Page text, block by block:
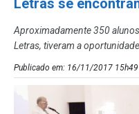
Letras se
Aproximadamente 350
Letras, tiveram a
Publicado em: 16/11/2017